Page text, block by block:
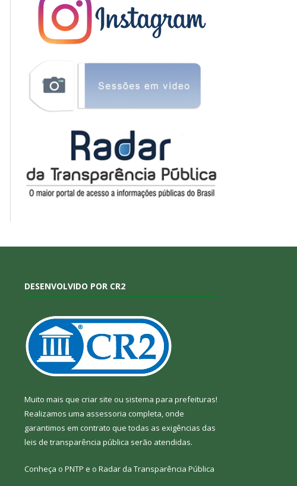
DESENVOLVIDO POR CR2
Muito mais que criar site ou sistema para prefeituras!
Realizamos uma assessoria completa, onde
garantimos em contrato que todas as exigências das
leis de transparência pública serão atendidas.
Conheça o PNTP e o Radar da Transparência Pública